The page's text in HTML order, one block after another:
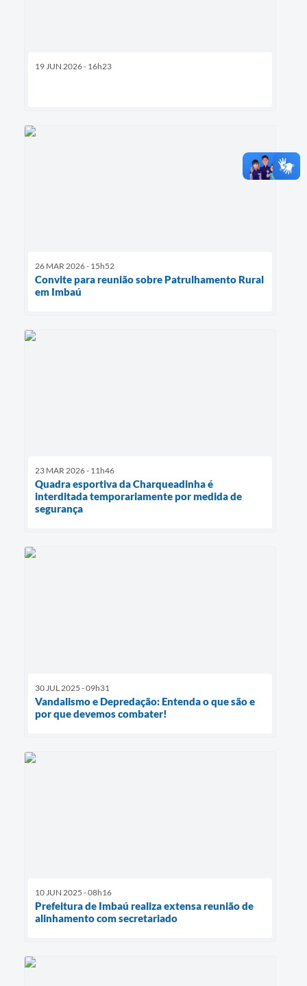
19 JUN 2026 - 16h23
26 MAR 2026 - 15h52
Convite para reunião sobre Patrulhamento Rural
em Imbaú
23 MAR 2026 - 11h46
Quadra esportiva da Charqueadinha é
interditada temporariamente por medida de
segurança
30 JUL 2025 - 09h31
Vandalismo e Depredação: Entenda o que são e
por que devemos combater!
10 JUN 2025 - 08h16
Prefeitura de Imbaú realiza extensa reunião de
alinhamento com secretariado